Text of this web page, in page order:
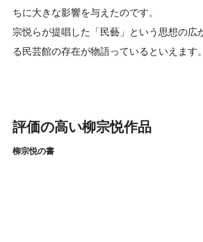
ちに大きな影響を与えたのです。
宗悦らが提唱した「民藝」という思想の広
る民芸館の存在が物語っているといえます。
評価の高い柳宗悦作品
柳宗悦の書